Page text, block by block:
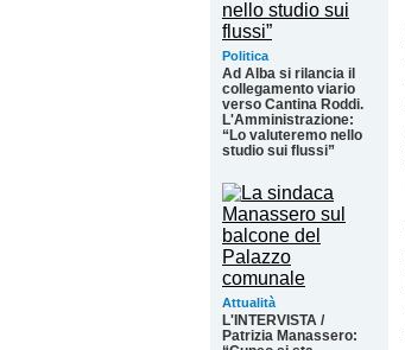
Politica
Ad Alba si rilancia il
collegamento viario
verso Cantina Roddi.
L'Amministrazione:
“Lo valuteremo nello
studio sui flussi”
Attualità
L'INTERVISTA /
Patrizia Manassero: